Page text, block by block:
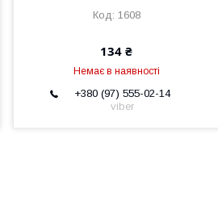
1608
134 ₴
Немає в наявності
+380 (97) 555-02-14
viber